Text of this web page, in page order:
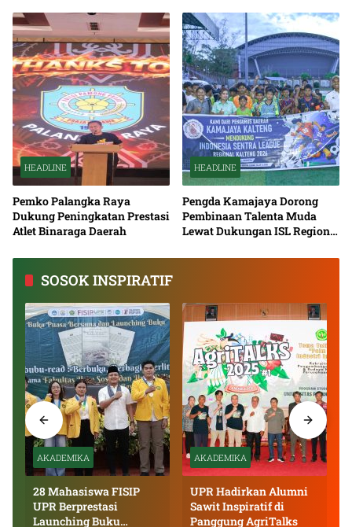
HEADLINE
Pemko Palangka Raya
Dukung Peningkatan Prestasi
Atlet Binaraga Daerah
HEADLINE
Pengda Kamajaya Dorong
Pembinaan Talenta Muda
Lewat Dukungan ISL Regional
SOSOK INSPIRATIF
AKADEMIKA
28 Mahasiswa FISIP
UPR Berprestasi
Launching Buku
AKADEMIKA
UPR Hadirkan Alumni
Sawit Inspiratif di
Panggung AgriTalks